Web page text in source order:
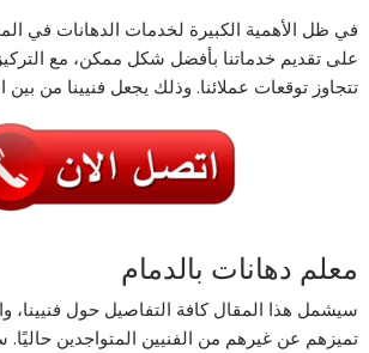
في ظل الأهمية الكبيرة لخدمات الدهانات في
على تقديم خدماتنا بأفضل شكل ممكن، مع
تتجاوز توقعات عملائنا. وذلك يجعل فنيينا من
معلم دهانات بالدمام
سيشمل هذا المقال كافة التفاصيل حول فنيينا،
تميزهم عن غيرهم من الفنيين المتواجدين